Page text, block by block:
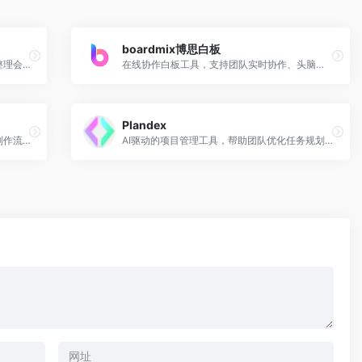
飞书推出的AI会议记录工具，自动转录和整理会议内容，提高会议效率。
boardmix博思白板
在线协作白板工具，支持团队实时协作、头脑风暴和项目管理，提升团队协作效率。
提供智能幻灯片设计的AI工具，简化PPT制作流程。
Plandex
AI驱动的项目管理工具，帮助团队优化任务规划和资源分配，提高项目执行效率。